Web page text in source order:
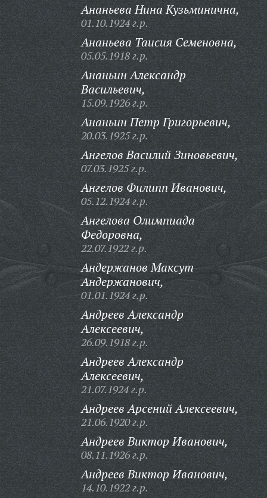
Ананьева Нина Кузьминична,
01.10.1924 г.р.
Ананьева Таисия Семеновна,
05.05.1918 г.р.
Ананьин Александр
Васильевич,
15.09.1926 г.р.
Ананьин Петр Григорьевич,
20.03.1925 г.р.
Ангелов Василий Зиновьевич,
07.03.1925 г.р.
Ангелов Филипп Иванович,
05.12.1924 г.р.
Ангелова Олимпиада
Федоровна,
22.07.1922 г.р.
Андержанов Максут
Андержанович,
01.01.1924 г.р.
Андреев Александр
Алексеевич,
26.09.1918 г.р.
Андреев Александр
Алексеевич,
21.07.1924 г.р.
Андреев Арсений Алексеевич,
21.06.1920 г.р.
Андреев Виктор Иванович,
08.11.1926 г.р.
Андреев Виктор Иванович,
14.10.1922 г.р.